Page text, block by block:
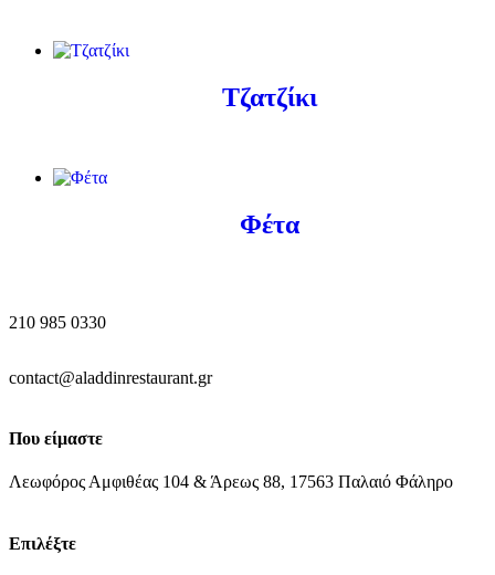
Τζατζίκι
Φέτα
210 985 0330
contact@aladdinrestaurant.gr
Που είμαστε
Λεωφόρος Αμφιθέας 104 & Άρεως 88, 17563 Παλαιό Φάληρο
Επιλέξτε